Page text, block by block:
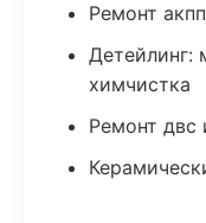
Ремонт
Детейлинг:
химчистка
Ремонт двс